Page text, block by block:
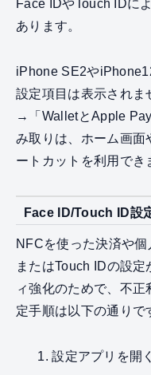
Face IDやTouch IDに
あります。
iPhone SE2や
設定項目は表示されま
→「WalletとApple
み取りは、ホーム画面
ートカットを利用でき
Face ID/Touch ID設
NFCを使った決済や
またはTouch IDの設
ィ強化のためで、不
定手順は以下の通りで
設定アプリを開く